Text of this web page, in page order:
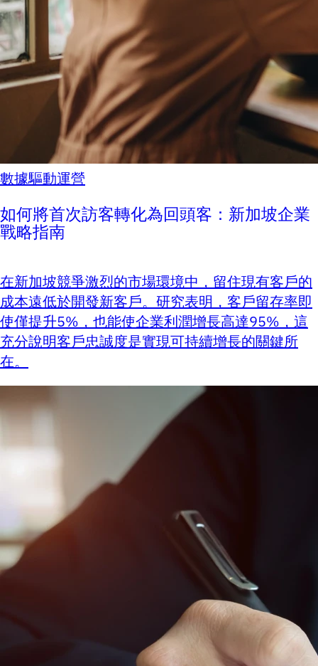
數據驅動運營
如何將首次訪客轉化為回頭客：新加坡企業
戰略指南
在新加坡競爭激烈的市場環境中，留住現有客戶的
成本遠低於開發新客戶。研究表明，客戶留存率即
使僅提升5%，也能使企業利潤增長高達95%，這
充分說明客戶忠誠度是實現可持續增長的關鍵所
在。